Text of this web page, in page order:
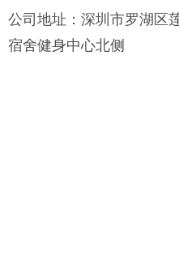
公司地址： 深圳市罗湖区
宿舍健身中心北侧